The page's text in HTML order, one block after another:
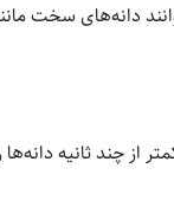
دانه‌های سخت
از چند ثانیه دانه‌ها